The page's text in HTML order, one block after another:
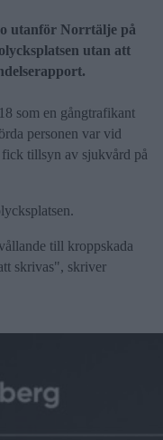
utanför Norrtälje på
utan att
som en gångtrafikant
personen var vid
tillsyn av sjukvård på
till kroppskada
skrivas", skriver